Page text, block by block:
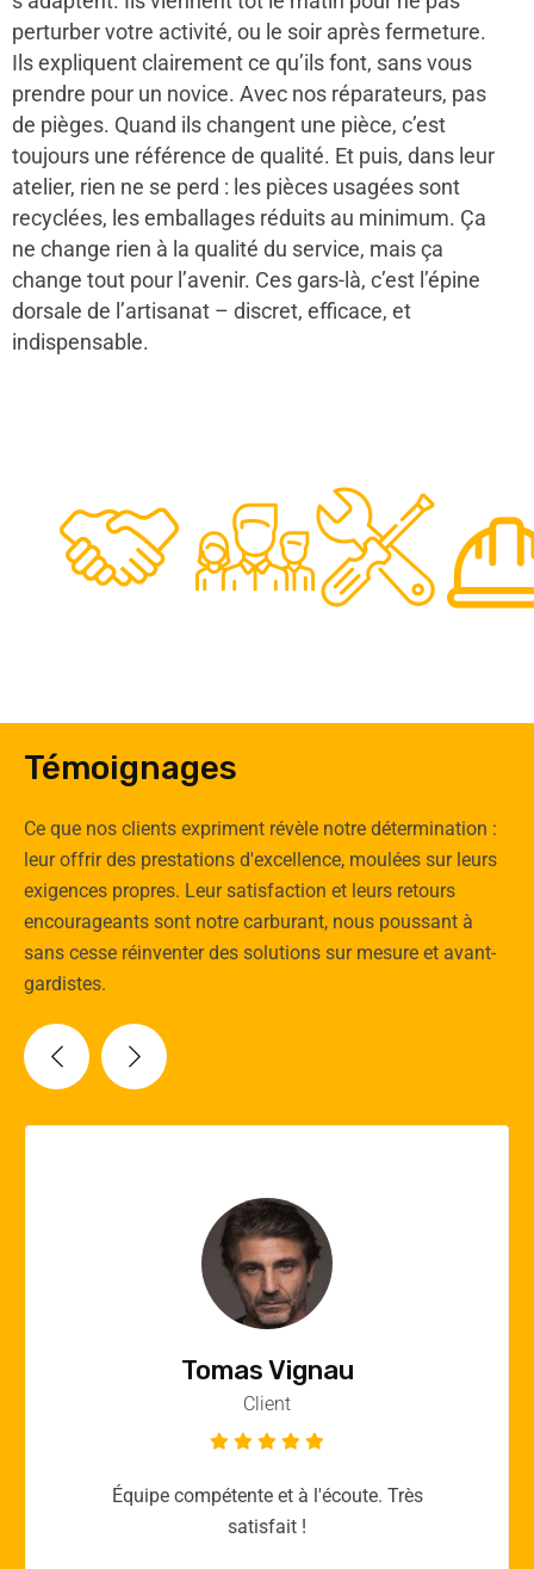
perturber votre activité, ou le soir après fermeture.
Ils expliquent clairement ce qu’ils font, sans vous
prendre pour un novice. Avec nos réparateurs, pas
de pièges. Quand ils changent une pièce, c’est
toujours une référence de qualité. Et puis, dans leur
atelier, rien ne se perd : les pièces usagées sont
recyclées, les emballages réduits au minimum. Ça
ne change rien à la qualité du service, mais ça
change tout pour l’avenir. Ces gars-là, c’est l’épine
dorsale de l’artisanat – discret, efficace, et
indispensable.
48
0
50
Experts
Témoignages
Ce que nos clients expriment révèle notre détermination :
leur offrir des prestations d'excellence, moulées sur leurs
exigences propres. Leur satisfaction et leurs retours
encourageants sont notre carburant, nous poussant à
sans cesse réinventer des solutions sur mesure et avant-
gardistes.
Vincent Quere
Client
Merci yellow365.work pour votre expertise!